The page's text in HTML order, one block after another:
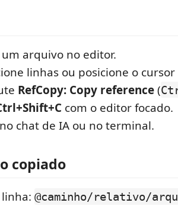
arquivo no editor.
linhas ou posicione o
RefCopy: Copy reference(
com o editor focado.
chat de IA ou no terminal.
copiado
@caminho/relativo/